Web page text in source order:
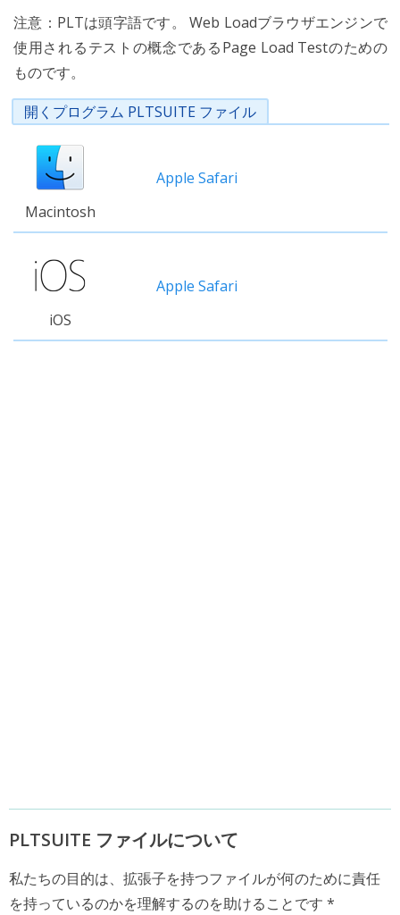
注意：PLTは頭字語です。 Web Loadブラウザエンジンで
使用されるテストの概念であるPage Load Testのための
ものです。
開くプログラム PLTSUITE ファイル
Macintosh
Apple Safari
iOS
Apple Safari
PLTSUITE ファイルについて
私たちの目的は、拡張子を持つファイルが何のために責任
を持っているのかを理解するのを助けることです *